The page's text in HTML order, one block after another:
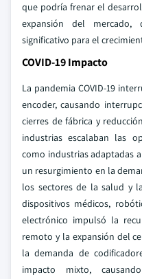
que podría frenar el
expansión del
significativo para el
COVID-19 Impacto
La pandemia COVID-19
encoder, causando
cierres de fábrica y
industrias escalaban las
como industrias adaptadas
un resurgimiento en la
los sectores de la salud y
dispositivos médicos,
electrónico impulsó la
remoto y la expansión del
la demanda de
impacto mixto,